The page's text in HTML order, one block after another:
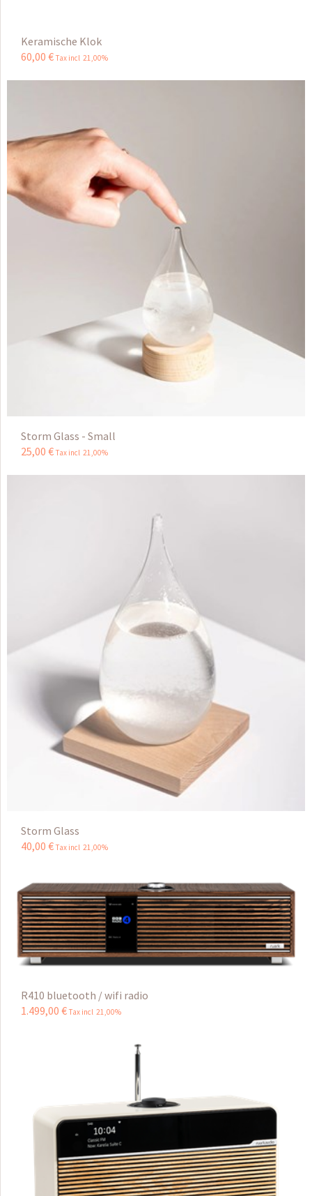
Keramische Klok
60,00 € Tax incl 21,00%
Storm Glass - Small
25,00 € Tax incl 21,00%
Storm Glass
40,00 € Tax incl 21,00%
R410 bluetooth / wifi radio
1.499,00 € Tax incl 21,00%